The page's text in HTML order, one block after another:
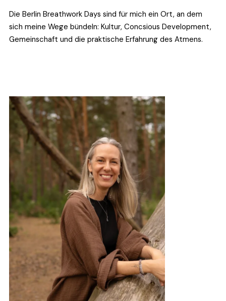
Die Berlin Breathwork Days sind für mich ein Ort, an dem
sich meine Wege bündeln: Kultur, Concsious Development,
Gemeinschaft und die praktische Erfahrung des Atmens.